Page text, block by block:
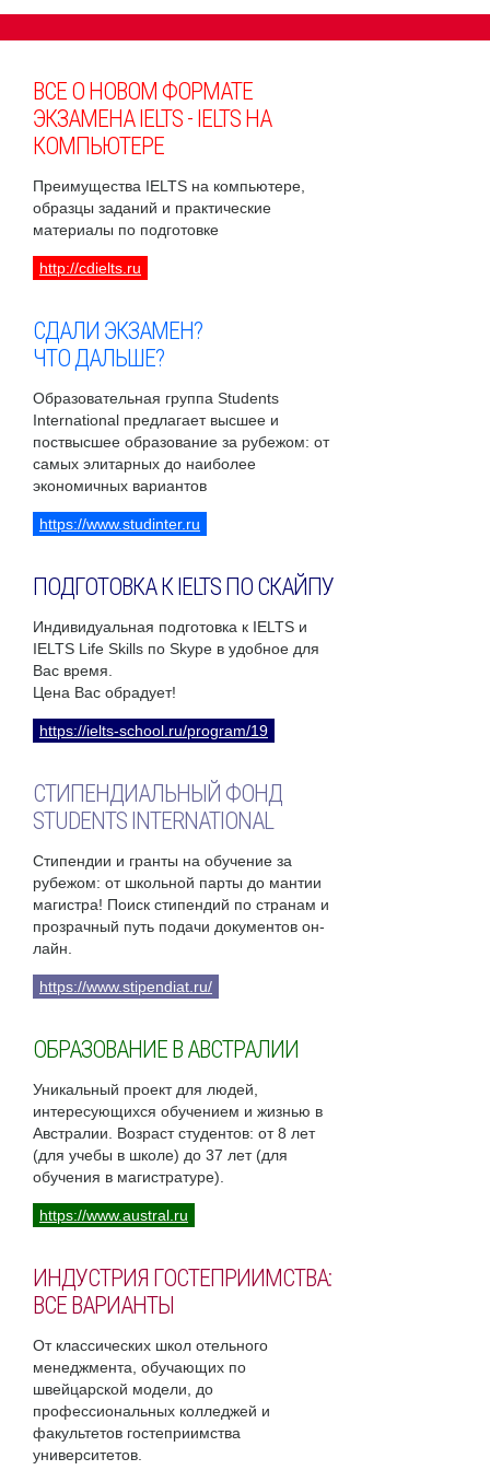
ВСЕ О НОВОМ ФОРМАТЕ
ЭКЗАМЕНА IELTS - IELTS НА
КОМПЬЮТЕРЕ
Преимущества IELTS на компьютере,
образцы заданий и практические
материалы по подготовке
http://cdielts.ru
СДАЛИ ЭКЗАМЕН?
ЧТО ДАЛЬШЕ?
Образовательная группа Students
International предлагает высшее и
поствысшее образование за рубежом: от
самых элитарных до наиболее
экономичных вариантов
https://www.studinter.ru
ПОДГОТОВКА К IELTS ПО СКАЙПУ
Индивидуальная подготовка к IELTS и
IELTS Life Skills по Skype в удобное для
Вас время.
Цена Вас обрадует!
https://ielts-school.ru/program/19
СТИПЕНДИАЛЬНЫЙ ФОНД
STUDENTS INTERNATIONAL
Стипендии и гранты на обучение за
рубежом: от школьной парты до мантии
магистра! Поиск стипендий по странам и
прозрачный путь подачи документов он-
лайн.
https://www.stipendiat.ru/
ОБРАЗОВАНИЕ В АВСТРАЛИИ
Уникальный проект для людей,
интересующихся обучением и жизнью в
Австралии. Возраст студентов: от 8 лет
(для учебы в школе) до 37 лет (для
обучения в магистратуре).
https://www.austral.ru
ИНДУСТРИЯ ГОСТЕПРИИМСТВА:
ВСЕ ВАРИАНТЫ
От классических школ отельного
менеджмента, обучающих по
швейцарской модели, до
профессиональных колледжей и
факультетов гостеприимства
университетов.